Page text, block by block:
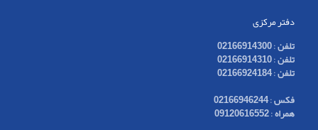
دفتر مرکزی
تلفن:
02166914300
تلفن:
02166914310
تلفن:
02166924184
فکس:
02166946244
همراه:
09120616552